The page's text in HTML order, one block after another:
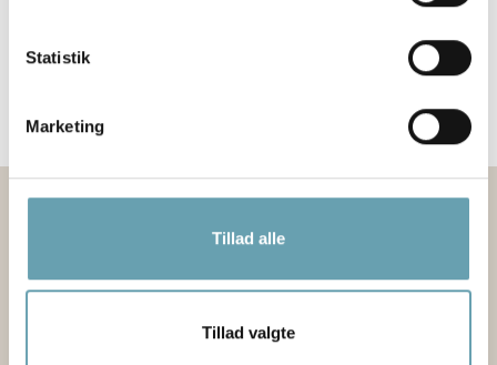
Statistik
Marketing
Tillad alle
Tillad valgte
fordele. Vi er i alt ca. 170 butikker og dermed én af